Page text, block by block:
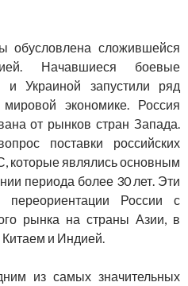
обусловлена сложившейся
Начавшиеся боевые
и Украиной запустили ряд
экономике. Россия
от рынков стран Запада.
поставки российских
которые являлись основным
периода более 30 лет. Эти
переориентации России с
рынка на страны Азии, в
и Индией.
из самых значительных